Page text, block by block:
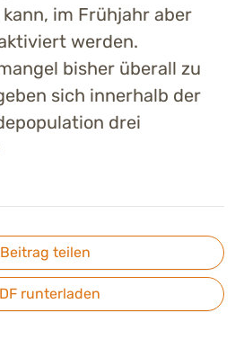
im Frühjahr aber
werden.
bisher überall zu
sich innerhalb der
drei
Beitrag teilen
runterladen